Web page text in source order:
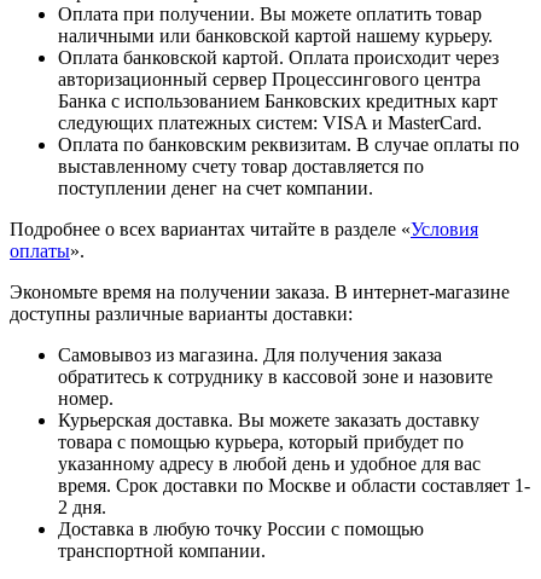
Оплата при получении. Вы можете оплатить товар
наличными или банковской картой нашему курьеру.
Оплата банковской картой. Оплата происходит через
авторизационный сервер Процессингового центра
Банка с использованием Банковских кредитных карт
следующих платежных систем: VISA и MasterCard.
Оплата по банковским реквизитам. В случае оплаты по
выставленному счету товар доставляется по
поступлении денег на счет компании.
Подробнее о всех вариантах читайте в разделе «Условия
оплаты».
Экономьте время на получении заказа. В интернет-магазине
доступны различные варианты доставки:
Самовывоз из магазина. Для получения заказа
обратитесь к сотруднику в кассовой зоне и назовите
номер.
Курьерская доставка. Вы можете заказать доставку
товара с помощью курьера, который прибудет по
указанному адресу в любой день и удобное для вас
время. Срок доставки по Москве и области составляет 1-
2 дня.
Доставка в любую точку России с помощью
транспортной компании.